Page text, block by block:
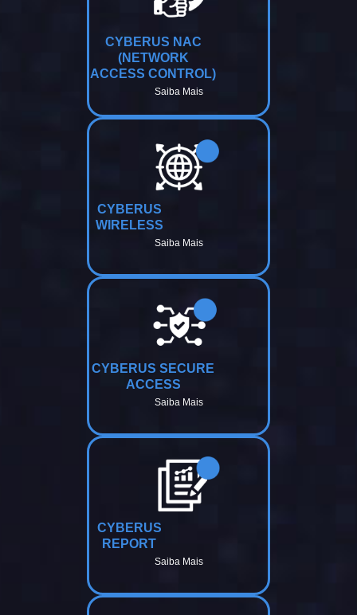
CYBERUS NAC
(NETWORK
ACCESS CONTROL)
Saiba Mais
CYBERUS
WIRELESS
Saiba Mais
CYBERUS SECURE
ACCESS
Saiba Mais
CYBERUS
REPORT
Saiba Mais